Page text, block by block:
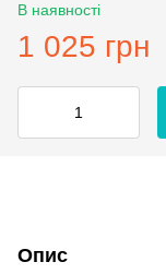
В наявності
1 025 грн
Опис